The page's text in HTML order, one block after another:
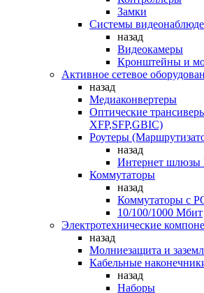
Замки
Системы
назад
Видеокамеры
Кронштейны и
Активное сетевое
назад
Медиаконвертеры
Оптические
XFP,SFP,GBIC)
Роутеры
назад
Интернет шлюзы
Коммутаторы
назад
Коммутаторы c
10/100/1000 Мбит
Электротехнические
назад
Молниезащита и
Кабельные
назад
Наборы